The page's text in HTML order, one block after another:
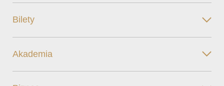
Bilety
Akademia